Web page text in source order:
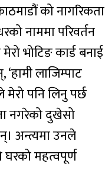
को नागरिकता
नाममा परिवर्तन
भोटिङ कार्ड बनाई
लाजिम्पाट
पनि लिनु पर्छ
नगरेको दुखेसो
अन्त्यमा उनले
घरको महत्वपूर्ण